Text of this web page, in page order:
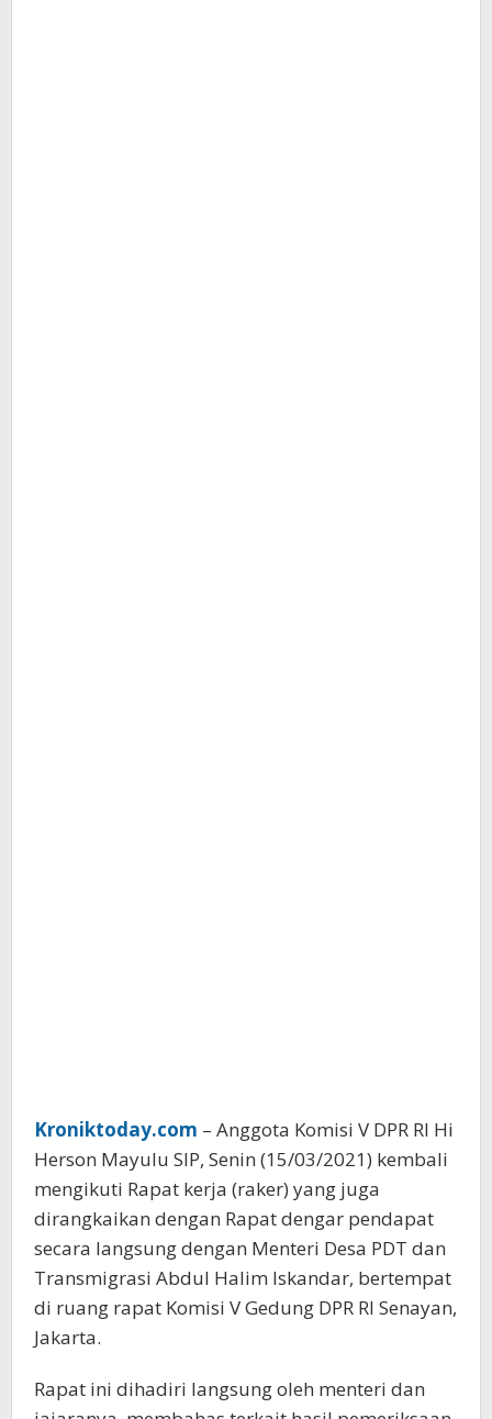
Kroniktoday.com – Anggota Komisi V DPR RI Hi
Herson Mayulu SIP, Senin (15/03/2021) kembali
mengikuti Rapat kerja (raker) yang juga
dirangkaikan dengan Rapat dengar pendapat
secara langsung dengan Menteri Desa PDT dan
Transmigrasi Abdul Halim Iskandar, bertempat
di ruang rapat Komisi V Gedung DPR RI Senayan,
Jakarta.
Rapat ini dihadiri langsung oleh menteri dan